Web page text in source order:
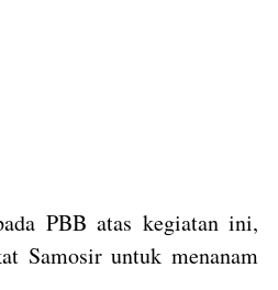
PBB atas kegiatan ini,
Samosir untuk menanam